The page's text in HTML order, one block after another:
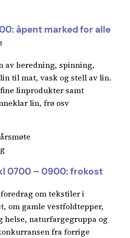
åpent marked for alle
av beredning, spinning,
til mat, vask og stell av lin.
linprodukter samt
lin, frø osv
0700 – 0900: frokost
foredrag om tekstiler i
om gamle vestfoldtepper,
helse, naturfargegruppa og
fra forrige